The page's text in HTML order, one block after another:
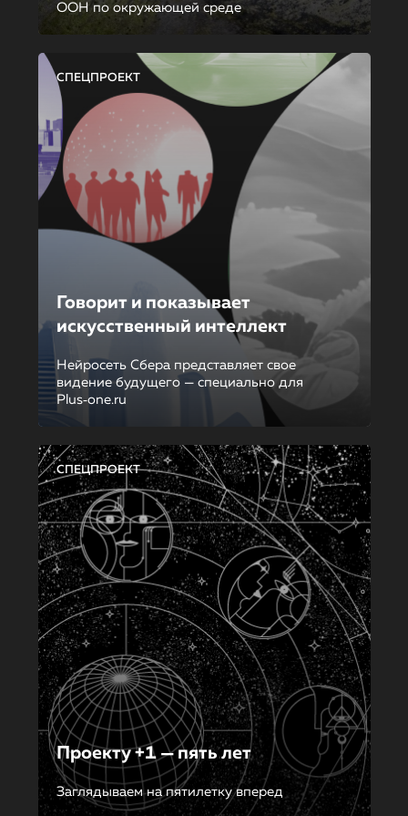
ООН по окружающей среде
СПЕЦПРОЕКТ
Говорит и показывает
искусственный интеллект
Нейросеть Сбера представляет свое
видение будущего — специально для
Plus‑one.ru
СПЕЦПРОЕКТ
Проекту +1 — пять лет
Заглядываем на пятилетку вперед